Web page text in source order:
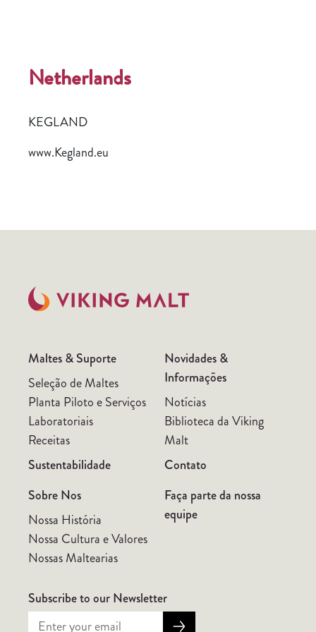
Netherlands
KEGLAND
www.Kegland.eu
Maltes & Suporte
Seleção de Maltes
Planta Piloto e Serviços
Laboratoriais
Receitas
Sustentabilidade
Sobre Nos
Nossa História
Nossa Cultura e Valores
Nossas Maltearias
Novidades &
Informações
Notícias
Biblioteca da Viking
Malt
Contato
Faça parte da nossa
equipe
Subscribe to our Newsletter